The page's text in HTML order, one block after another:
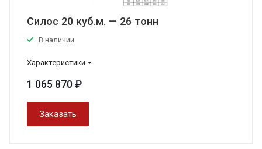
Силос 20 куб.м. — 26 тонн
В наличии
Характеристики
1 065 870 ₽
Заказать